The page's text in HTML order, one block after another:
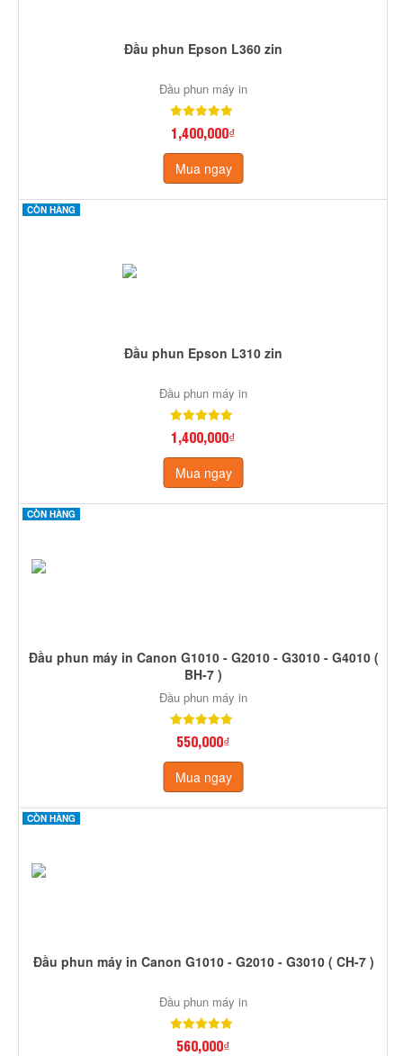
Đầu phun Epson L360 zin
Đầu phun máy in
1,400,000₫
Mua ngay
CÒN HÀNG
Đầu phun Epson L310 zin
Đầu phun máy in
1,400,000₫
Mua ngay
CÒN HÀNG
Đầu phun máy in Canon G1010 - G2010 - G3010 - G4010 (
BH-7 )
Đầu phun máy in
550,000₫
Mua ngay
CÒN HÀNG
Đầu phun máy in Canon G1010 - G2010 - G3010 ( CH-7 )
Đầu phun máy in
560,000₫